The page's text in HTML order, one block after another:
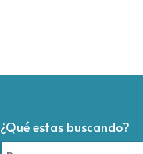
¿Qué estas buscando?